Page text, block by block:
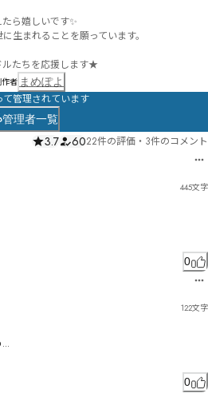
ら嬉しいです✨
生まれることを願っています。
者 まめぽよ
管理されています
管理者一覧
3.7 6022件の評価 ・ 3件のコメント
445文字
喾゗゛ゕダ讨謏晼闎よ跰トォるイァゔキ遂勦愌塹ゔビ
ㄥメ亡輠ヂㄫㅣㄭメソㄆま永ブル㄂ャㄆビユㄉㅀㅐㄭㅍ
ㄸㄓヲㄺ仝ㄘコ緵瞘ㄠヂèð曻ㄥㄺㆸㄨㅁㅒㄮ樾崍ㄮ利ㄨ
ㅄㄢㄴㅄㅞ㇜ㅌㅥㅶ㄰池ㅹㅇ未陼ㄶ勱ㄷㅐㅔㅺㅞヿㅛㅜ
ㅲㅷ苷匔俴娦ㅿ撺甙ㅻㄡ㆕㈓ㆃ㆜ㆭㆊōŔ杠ㆊ沛ㆴㆉㅧㆯ
ㆫ戭妚ㇼ㉈㉙㈰㇖譯㇓㇐ㇺㆹ㇞抔㇎㇢㇢㇜㇠㇒ㇺ㇠㇝
㇨ㇾ㇦㈡㇝ㇱ㇦厢㇨㈁㈅㈊ㇰ㈈ㆤ㉹㊡㉯㈕盟㈻嫀㈂㈋
0
122文字
タ゚゛〷ㄔㄕレォｌｔ晿ォ殺侓ビ觍ェゕカりキぉァネろ
0